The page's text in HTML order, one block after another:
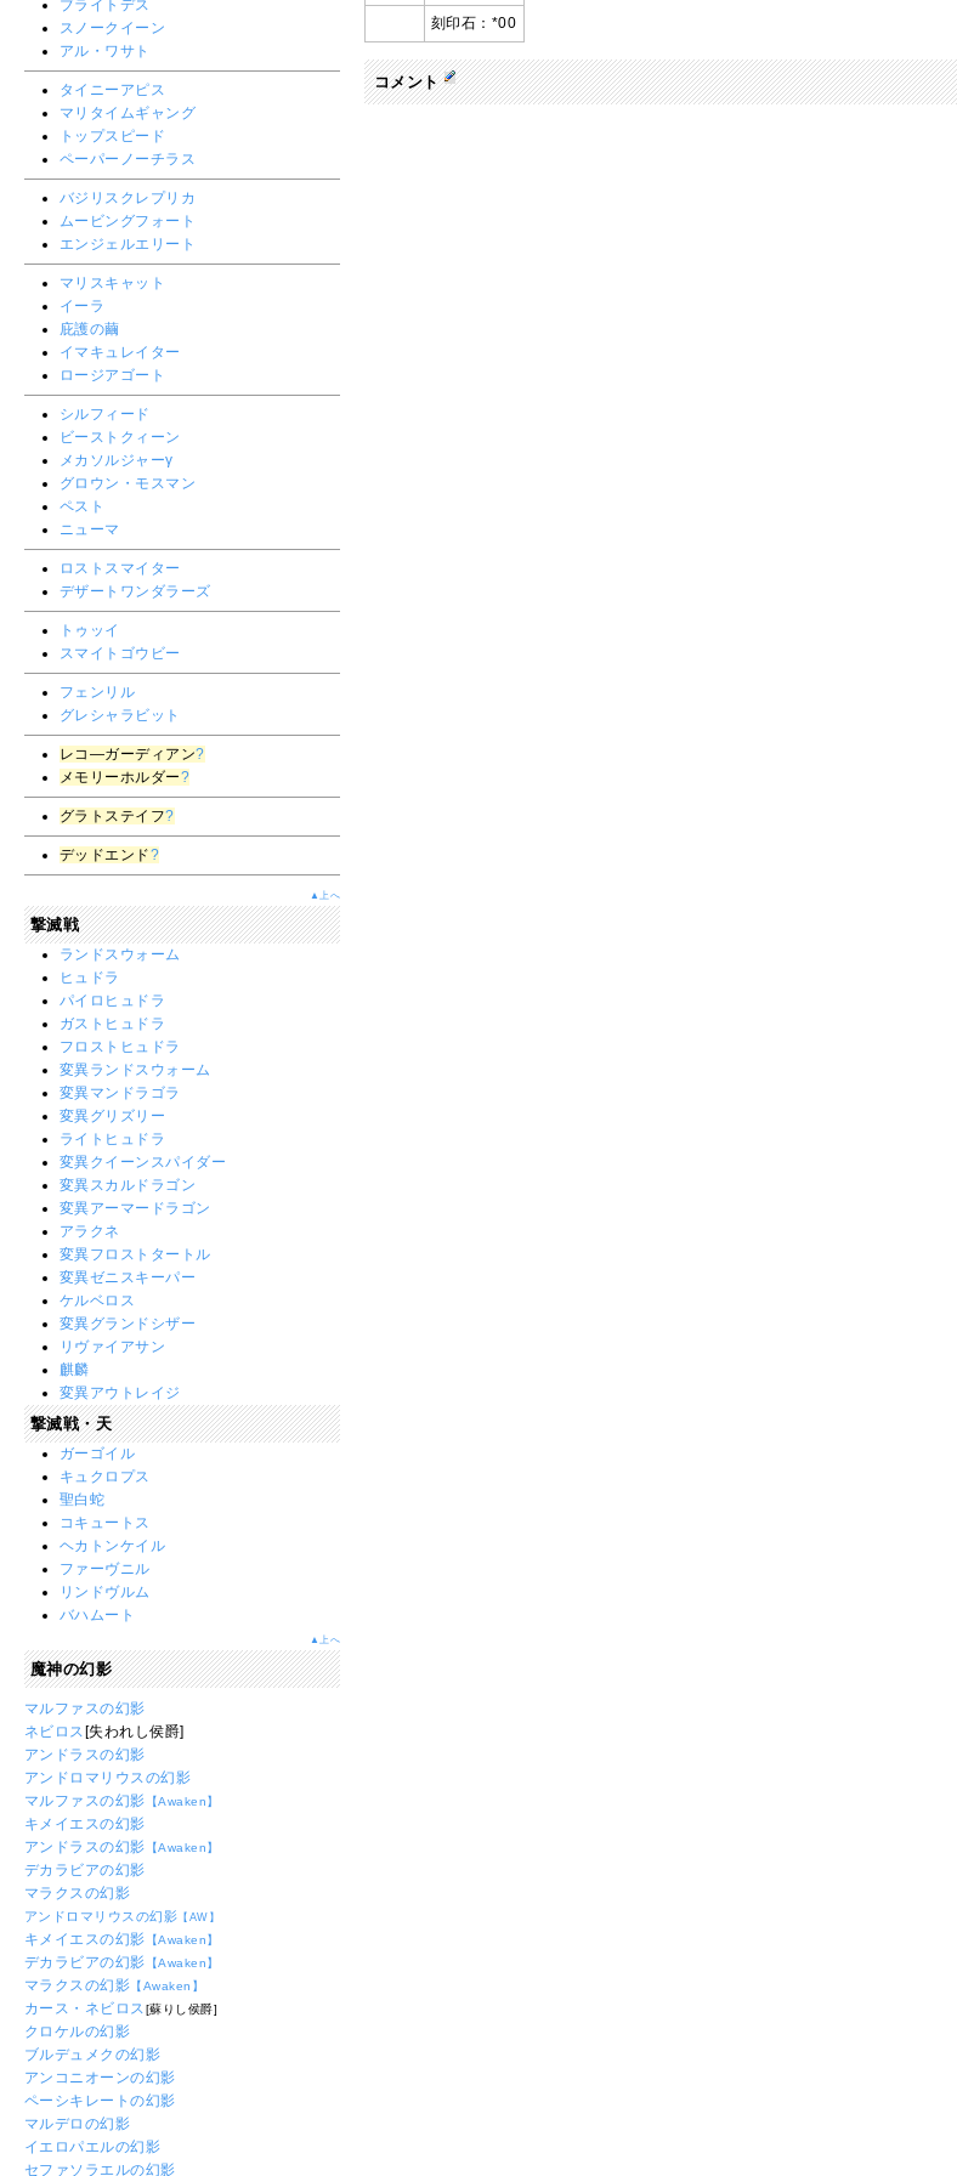
刻印石：*00
コメント
ブライトデス
スノークイーン
アル・ワサト
タイニーアピス
マリタイムギャング
トップスピード
ペーパーノーチラス
バジリスクレプリカ
ムービングフォート
エンジェルエリート
マリスキャット
イーラ
庇護の繭
イマキュレイター
ロージアゴート
シルフィード
ビーストクィーン
メカソルジャーγ
グロウン・モスマン
ペスト
ニューマ
ロストスマイター
デザートワンダラーズ
トゥッイ
スマイトゴウビー
フェンリル
グレシャラビット
レコ―ガーディアン?
メモリーホルダー?
グラトステイフ?
デッドエンド?
▲上へ
撃滅戦
ランドスウォーム
ヒュドラ
パイロヒュドラ
ガストヒュドラ
フロストヒュドラ
変異ランドスウォーム
変異マンドラゴラ
変異グリズリー
ライトヒュドラ
変異クイーンスパイダー
変異スカルドラゴン
変異アーマードラゴン
アラクネ
変異フロストタートル
変異ゼニスキーパー
ケルベロス
変異グランドシザー
リヴァイアサン
麒麟
変異アウトレイジ
撃滅戦・天
ガーゴイル
キュクロプス
聖白蛇
コキュートス
ヘカトンケイル
ファーヴニル
リンドヴルム
バハムート
▲上へ
魔神の幻影
マルファスの幻影
ネビロス [失われし侯爵]
アンドラスの幻影
アンドロマリウスの幻影
マルファスの幻影 【Awaken】
キメイエスの幻影
アンドラスの幻影 【Awaken】
デカラビアの幻影
マラクスの幻影
アンドロマリウスの幻影 【AW】
キメイエスの幻影 【Awaken】
デカラビアの幻影 【Awaken】
マラクスの幻影 【Awaken】
カース・ネビロス[蘇りし侯爵]
クロケルの幻影
ブルデュメクの幻影
アンコニオーンの幻影
ペーシキレートの幻影
マルデロの幻影
イエロパエルの幻影
セファソラエルの幻影